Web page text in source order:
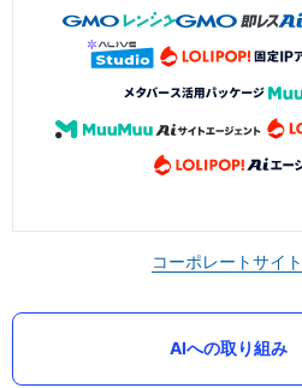
コーポレートサイト
AIへの取り組み